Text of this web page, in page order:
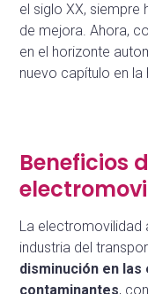
el siglo XX, siempre
de mejora. Ahora,
en el horizonte
nuevo capítulo en
Beneficios
La
industria del
disminución en
contaminantes,